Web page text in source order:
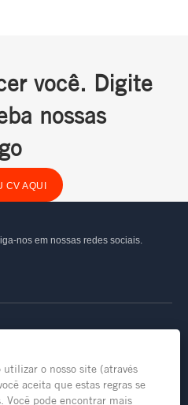
utilizar o nosso site (através
aceita que estas regras se
Você pode encontrar mais
você. Digite
nossas
CV AQUI
nos em nossas redes sociais.